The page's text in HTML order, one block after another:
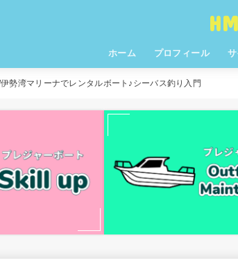
ホーム プロフィール
伊勢湾マリーナでレンタルボート♪シーバス釣り入門